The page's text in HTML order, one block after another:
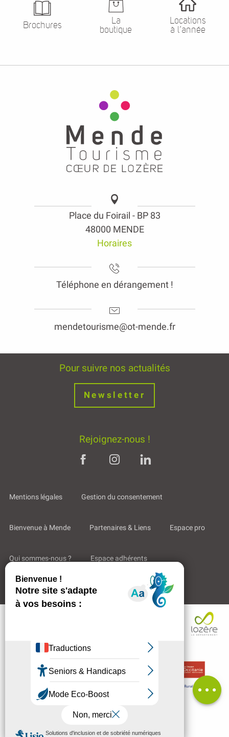
MENU
Tarifs
Ouvertures
par email
Avis
Brochures
La
boutique
Locations
à l’année
Place du Foirail - BP 83
48000 MENDE
Horaires
Téléphone en dérangement !
mendetourisme@ot-mende.fr
Pour suivre nos actualités
Newsletter
Rejoignez-nous !
Mentions légales Gestion du consentement
Bienvenue à Mende Partenaires & Liens Espace pro
Qui sommes-nous ? Espace adhérents
Aides & Accompagnements